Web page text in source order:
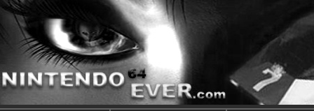
Warning: Undefined array key "HTTP_REFERER" in /
Warning: Undefined array key "HTTP_REFERER" in /